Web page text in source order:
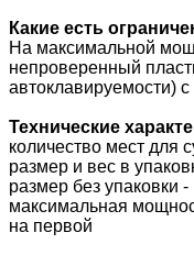
Какие есть
На максимальной
непроверенный
автоклавируемости)
Технические
количество мест для
размер и вес в
размер без упаковки -
максимальная
на первой